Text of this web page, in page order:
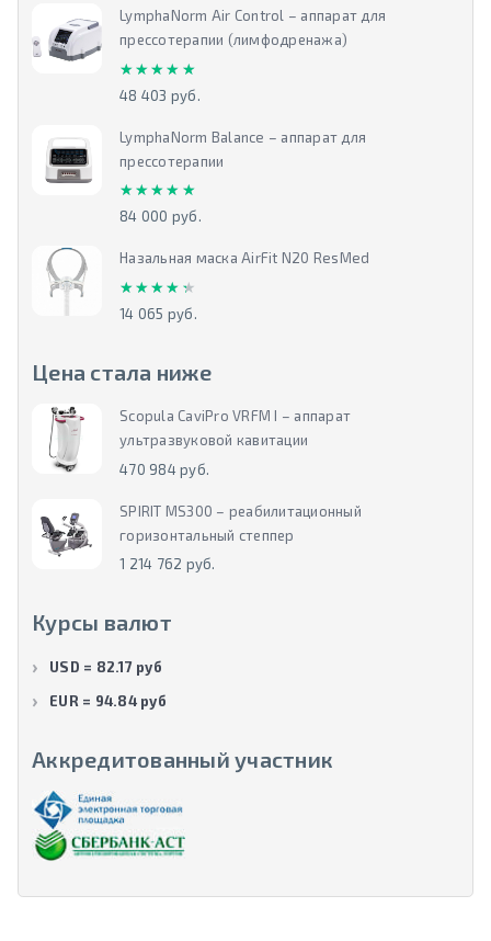
LymphaNorm Air Control – аппарат для
прессотерапии (лимфодренажа)
★★★★★
★★★★★
48 403 руб.
LymphaNorm Balance – аппарат для
прессотерапии
★★★★★
★★★★★
84 000 руб.
Назальная маска AirFit N20 ResMed
★★★★★
★★★★★
14 065 руб.
Цена стала ниже
Scopula CaviPro VRFM I – аппарат
ультразвуковой кавитации
470 984 руб.
SPIRIT MS300 – реабилитационный
горизонтальный степпер
1 214 762 руб.
Курсы валют
USD = 82.17 руб
EUR = 94.84 руб
Аккредитованный участник